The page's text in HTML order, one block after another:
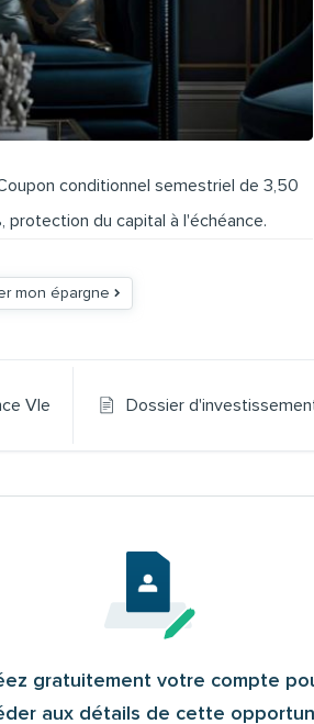
conditionnel semestriel de 3,50
protection du capital à l'échéance.
mon épargne
VIe Dossier
gratuitement votre compte
aux détails de cette